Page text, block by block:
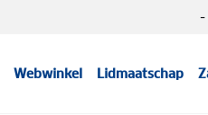
Webwinkel Lidmaatschap
-